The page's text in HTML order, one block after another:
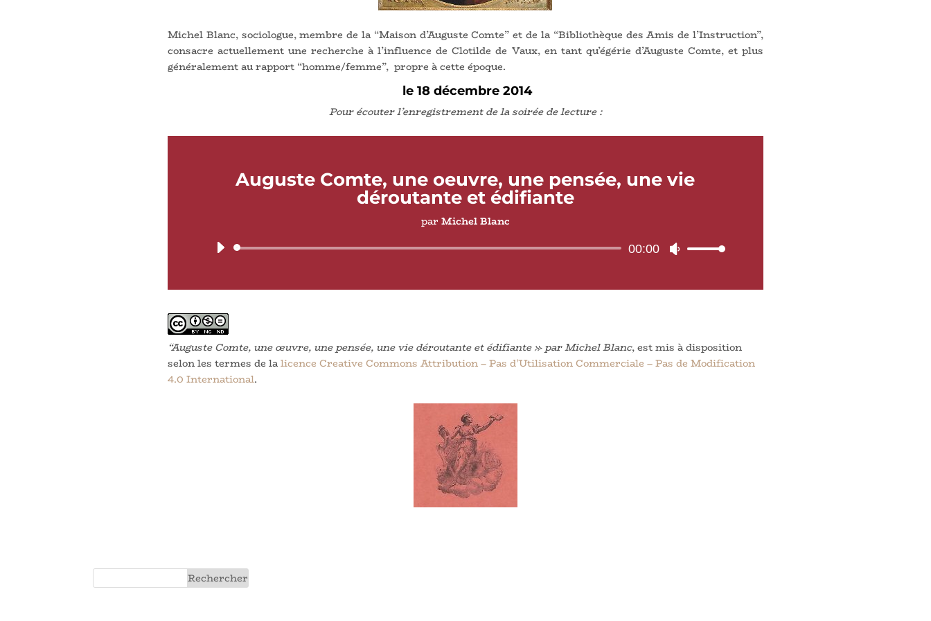
Michel Blanc, sociologue, membre de la “Maison d’Auguste Comte” et de la “Bibliothèque des Amis de l’Instruction”,
consacre actuellement une recherche à l’influence de Clotilde de Vaux, en tant qu’égérie d’Auguste Comte, et plus
généralement au rapport “homme/femme”, propre à cette époque.
le 18 décembre 2014
Pour écouter l’enregistrement de la soirée de lecture :
Auguste Comte, une oeuvre, une pensée, une vie
déroutante et édifiante
par Michel Blanc
Lecteur
00:00
Utilisez
ou
diminuer
“Auguste Comte, une œuvre, une pensée, une vie déroutante et édifiante » par Michel Blanc, est mis à disposition
selon les termes de lalicence Creative Commons Attribution – Pas d’Utilisation Commerciale – Pas de Modification
4.0 International.